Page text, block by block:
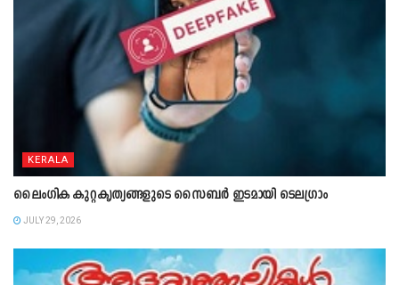
KERALA
ലൈംഗിക കുറ്റകൃത്യങ്ങളുടെ സൈബർ ഇടമായി ടെലഗ്രാം
JULY 29, 2026